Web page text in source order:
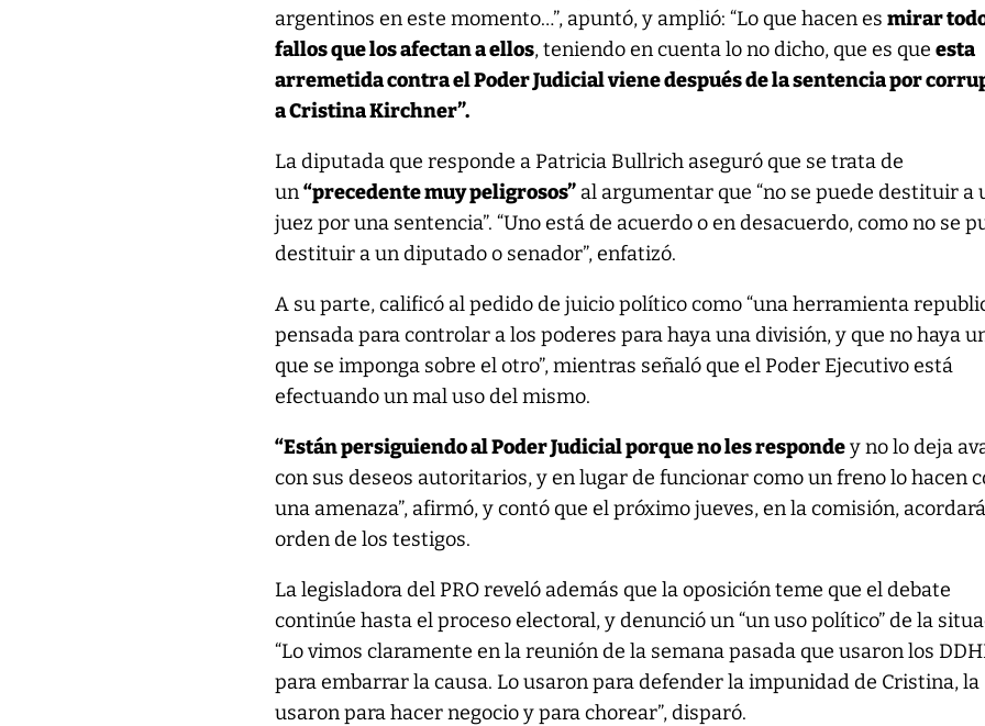
argentinos en este momento…”, apuntó, y amplió: “Lo que hacen esmirar
fallos que los afectan a ellos, teniendo en cuenta lo no dicho, que es queesta
arremetida contra el Poder Judicial viene después de la sentencia por
a Cristina Kirchner”.
La diputada que responde a Patricia Bullrich aseguró que se trata de
un“precedente muy peligrosos” al argumentar que “no se puede destituir a
juez por una sentencia”. “Uno está de acuerdo o en desacuerdo, como no se
destituir a un diputado o senador”, enfatizó.
A su parte, calificó al pedido de juicio político como “una herramienta
pensada para controlar a los poderes para haya una división, y que no haya
que se imponga sobre el otro”, mientras señaló que el Poder Ejecutivo está
efectuando un mal uso del mismo.
“Están persiguiendo al Poder Judicial porque no les respondey no lo deja
con sus deseos autoritarios, y en lugar de funcionar como un freno lo hacen
una amenaza”, afirmó, y contó que el próximo jueves, en la comisión,
orden de los testigos.
La legisladora del PRO reveló además que la oposición teme que el debate
continúe hasta el proceso electoral, y denunció un “un uso político” de la
“Lo vimos claramente en la reunión de la semana pasada que usaron los
para embarrar la causa. Lo usaron para defender la impunidad de Cristina, la
usaron para hacer negocio y para chorear”, disparó.